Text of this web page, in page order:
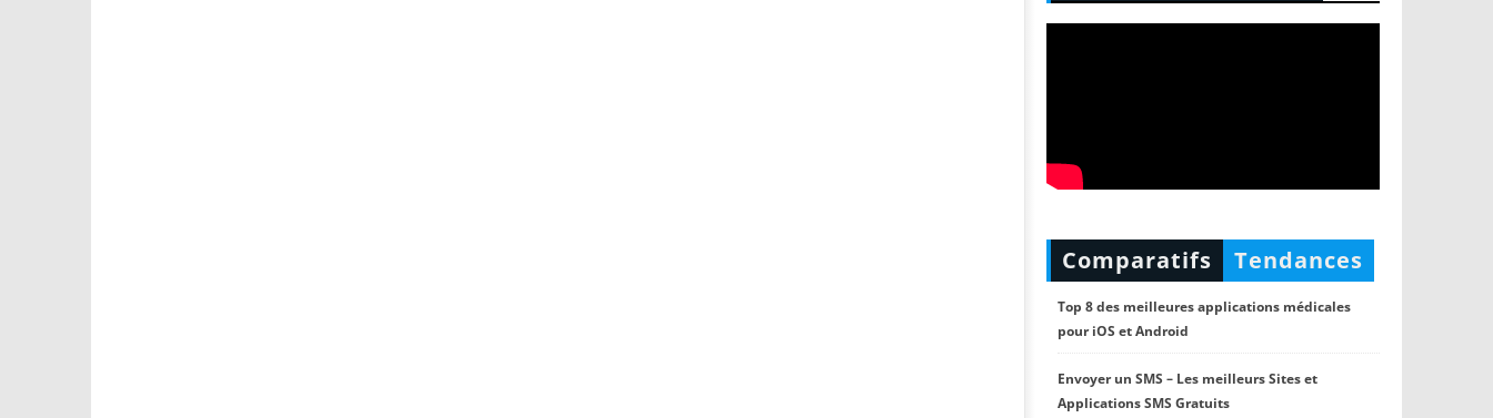
Comparatifs Tendances
Top 8 des meilleures applications médicales
pour iOS et Android
Envoyer un SMS – Les meilleurs Sites et
Applications SMS Gratuits